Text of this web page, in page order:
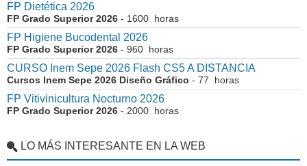
FP Dietética 2026
FP Grado Superior 2026 - 1600 horas
FP Higiene Bucodental 2026
FP Grado Superior 2026 - 960 horas
CURSO Inem Sepe 2026 Flash CS5 A DISTANCIA
Cursos Inem Sepe 2026 Diseño Gráfico - 77 horas
FP Vitivinicultura Nocturno 2026
FP Grado Superior 2026 - 2000 horas
LO MÁS INTERESANTE EN LA WEB